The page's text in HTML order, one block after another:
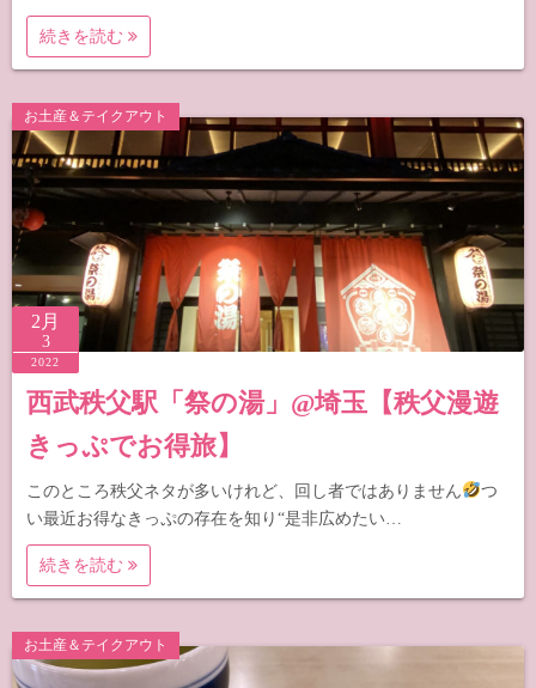
続きを読む
お土産＆テイクアウト
2月
3
2022
西武秩父駅「祭の湯」@埼玉【秩父漫遊
きっぷでお得旅】
このところ秩父ネタが多いけれど、回し者ではありません
つ
い最近お得なきっぷの存在を知り“是非広めたい…
続きを読む
お土産＆テイクアウト